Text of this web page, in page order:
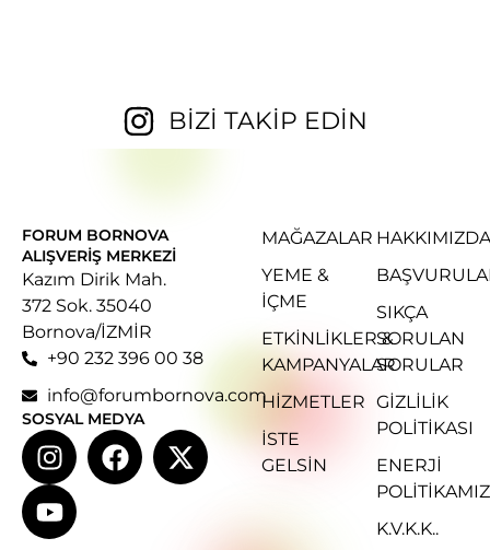
BİZİ TAKİP EDİN
FORUM BORNOVA
ALIŞVERIŞ MERKEZI
Kazım Dirik Mah.
372 Sok. 35040
Bornova/İZMİR
+90 232 396 00 38
info@forumbornova.com
SOSYAL MEDYA
MAĞAZALAR
YEME &
İÇME
ETKINLIKLER &
KAMPANYALAR
HIZMETLER
İSTE
GELSIN
HAKKIMIZDA
SIKÇA
SORULAN
SORULAR
GIZLILIK
POLITIKASI
ENERJI
POLITIKAMIZ
K.V.K.K..